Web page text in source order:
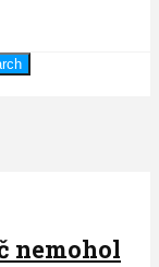
nemohol